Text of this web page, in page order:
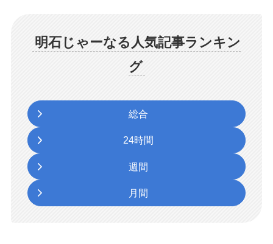
明石じゃーなる人気記事ランキン
グ
総合
24時間
週間
月間